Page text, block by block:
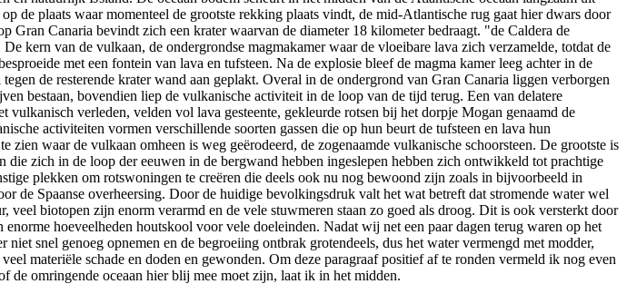
de plaats waar momenteel de grootste rekking plaats vindt, de mid-Atlantische rug gaat hier dwars door
Canaria bevindt zich een krater waarvan de diameter 18 kilometer bedraagt. "de Caldera de
kern van de vulkaan, de ondergrondse magmakamer waar de vloeibare lava zich verzamelde, totdat de
met een fontein van lava en tufsteen. Na de explosie bleef de magma kamer leeg achter in de
de resterende krater wand aan geplakt. Overal in de ondergrond van Gran Canaria liggen verborgen
bestaan, bovendien liep de vulkanische activiteit in de loop van de tijd terug. Een van delatere
verleden, velden vol lava gesteente, gekleurde rotsen bij het dorpje Mogan genaamd de
activiteiten vormen verschillende soorten gassen die op hun beurt de tufsteen en lava hun
waar de vulkaan omheen is weg geërodeerd, de zogenaamde vulkanische schoorsteen. De grootste is
zich in de loop der eeuwen in de bergwand hebben ingeslepen hebben zich ontwikkeld tot prachtige
plekken om rotswoningen te creëren die deels ook nu nog bewoond zijn zoals in bijvoorbeeld in
de Spaanse overheersing. Door de huidige bevolkingsdruk valt het wat betreft dat stromende water wel
biotopen zijn enorm verarmd en de vele stuwmeren staan zo goed als droog. Dit is ook versterkt door
hoeveelheden houtskool voor vele doeleinden. Nadat wij net een paar dagen terug waren op het
snel genoeg opnemen en de begroeiing ontbrak grotendeels, dus het water vermengd met modder,
materiële schade en doden en gewonden. Om deze paragraaf positief af te ronden vermeld ik nog even
de omringende oceaan hier blij mee moet zijn, laat ik in het midden.